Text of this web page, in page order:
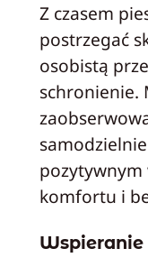
Z czasem
postrzegać
osobistą
schronienie.
pozytywnym
komfortu i